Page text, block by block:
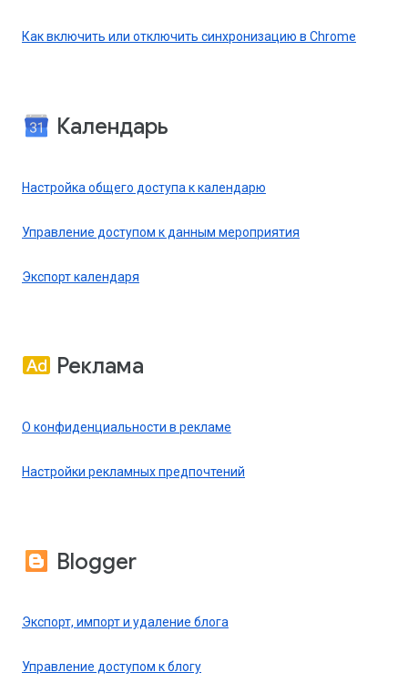
Как включить или отключить синхронизацию в Chrome
Календарь
Настройка общего доступа к календарю
Управление доступом к данным мероприятия
Экспорт календаря
Реклама
О конфиденциальности в рекламе
Настройки рекламных предпочтений
Blogger
Экспорт, импорт и удаление блога
Управление доступом к блогу